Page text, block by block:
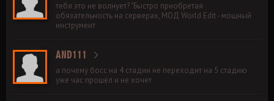
тебя это не волнует? "Быстро приобретая
обязательность на серверах, МОД World Edit - мощный
инструмент
AND111
а почему босс на 4 стадии не переходит на 5 стадию
уже час прошёл и не хочет